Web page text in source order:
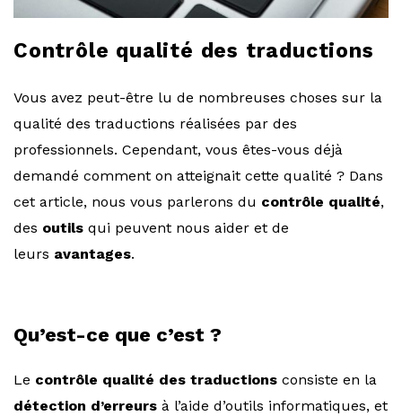
o
g
Contrôle qualité des traductions
Vous avez peut-être lu de nombreuses choses sur la
qualité des traductions réalisées par des
professionnels. Cependant, vous êtes-vous déjà
demandé comment on atteignait cette qualité ? Dans
cet article, nous vous parlerons du contrôle qualité,
des outils qui peuvent nous aider et de
leurs avantages.
Qu’est-ce que c’est ?
Le contrôle qualité des traductions consiste en la
détection d’erreurs à l’aide d’outils informatiques, et